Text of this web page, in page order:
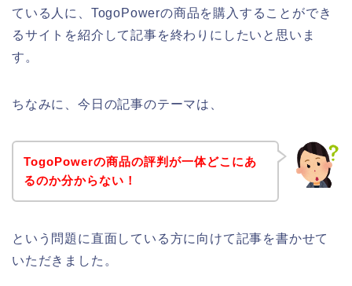
ている人に、TogoPowerの商品を購入することができ
るサイトを紹介して記事を終わりにしたいと思いま
す。
ちなみに、今日の記事のテーマは、
TogoPowerの商品の評判が一体どこにあ
るのか分からない！
という問題に直面している方に向けて記事を書かせて
いただきました。